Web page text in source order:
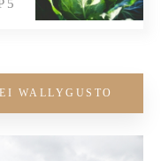
5
WALLYGUSTO